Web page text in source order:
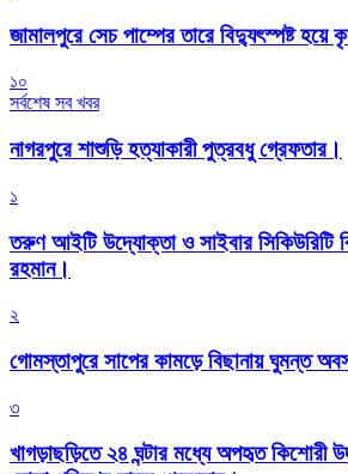
জামালপুরে সেচ পাম্পের তারে বিদ্যুৎস্পষ্ট হয়ে
১০
সর্বশেষ সব খবর
নাগরপুরে শাশুড়ি হত্যাকারী পুত্রবধু গ্রেফতার।
১
তরুণ আইটি উদ্যোক্তা ও সাইবার সিকিউরিটি
রহমান।
২
গোমস্তাপুরে সাপের কামড়ে বিছানায় ঘুমন্ত
৩
খাগড়াছড়িতে ২৪ ঘন্টার মধ্যে অপহৃত কিশোরী